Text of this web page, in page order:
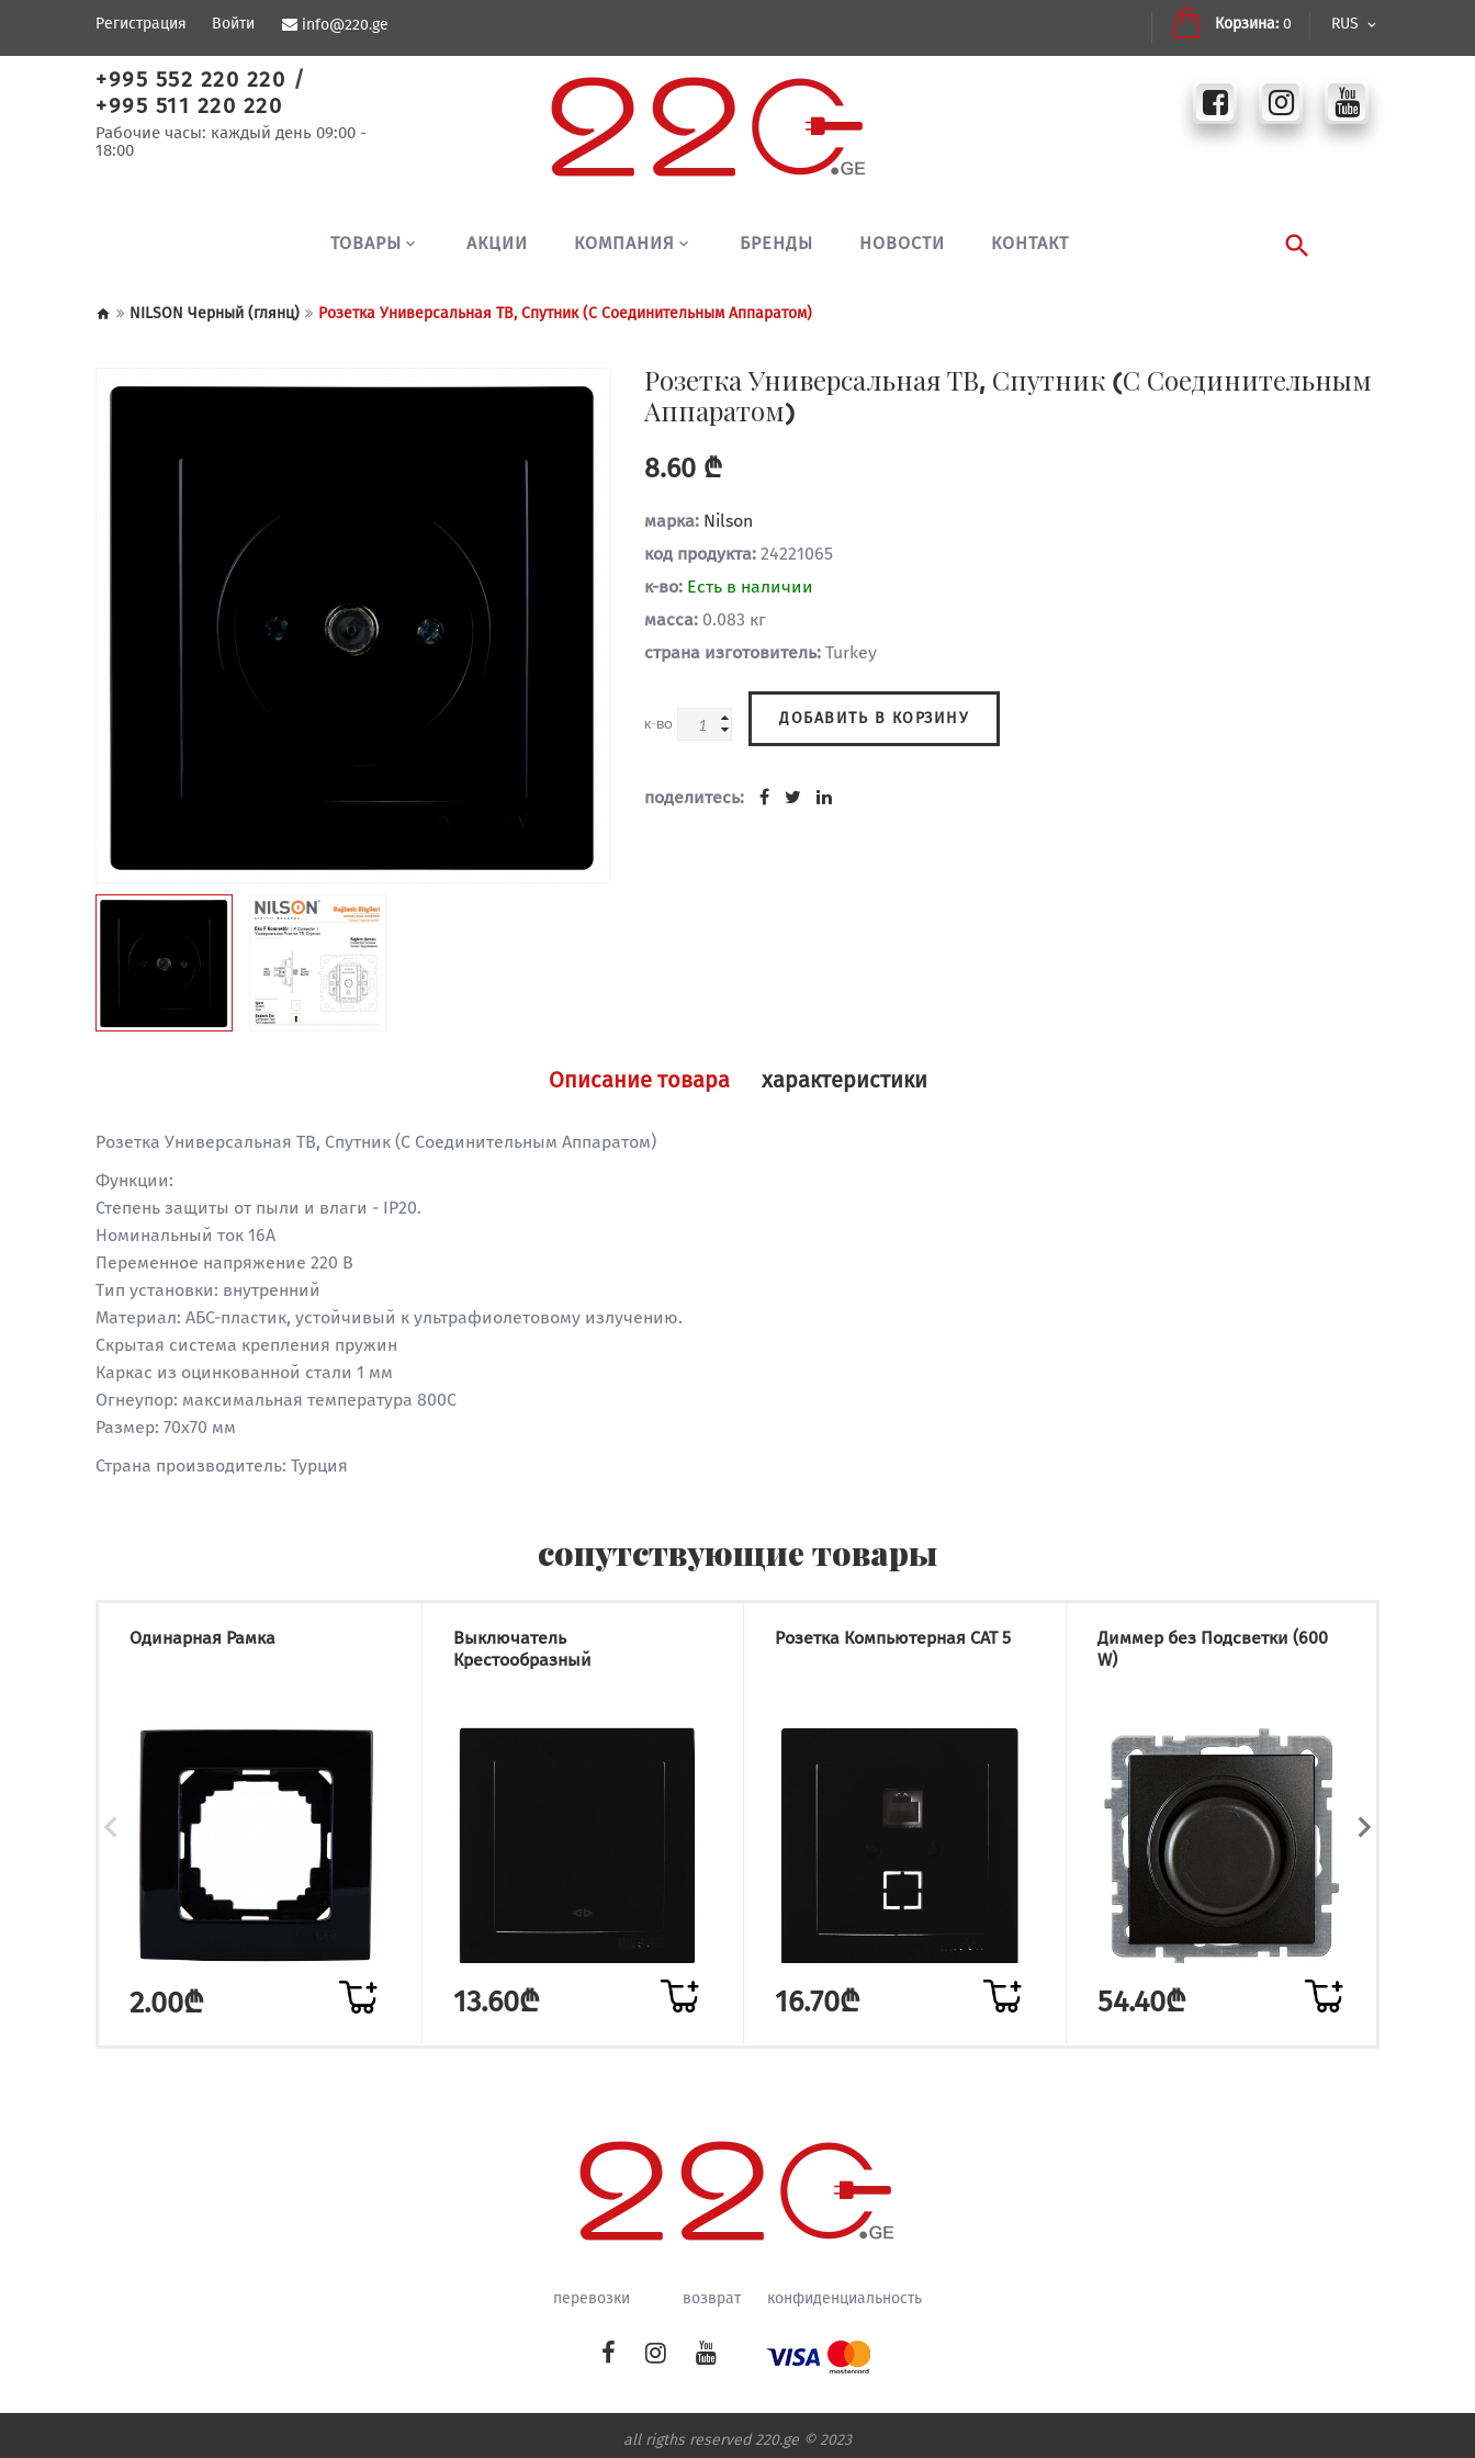
Регистрация Войти RUS
Корзина: 0
info@220.ge
+995 552 220 220 /
+995 511 220 220
Рабочие часы: каждый день 09:00 -
18:00
ТОВАРЫ АКЦИИ КОМПАНИЯ БРЕНДЫ НОВОСТИ КОНТАКТ
NILSON Черный (глянц) Розетка Универсальная ТВ, Спутник (С Соединительным Аппаратом)
Розетка Универсальная ТВ, Спутник (С Соединительным
Аппаратом)
8.60 ₾
марка: Nilson
код продукта: 24221065
к-во: Есть в наличии
масса: 0.083 кг
страна изготовитель: Turkey
к-во ДОБАВИТЬ В КОРЗИНУ
поделитесь:
Описание товара характеристики
Розетка Универсальная ТВ, Спутник (С Соединительным Аппаратом)
Функции:
Степень защиты от пыли и влаги - IP20.
Номинальный ток 16А
Переменное напряжение 220 В
Тип установки: внутренний
Материал: АБС-пластик, устойчивый к ультрафиолетовому излучению.
Скрытая система крепления пружин
Каркас из оцинкованной стали 1 мм
Огнеупор: максимальная температура 800C
Размер: 70x70 мм
Страна производитель: Турция
сопутствующие товары
Одинарная Рамка
2.00₾
Выключатель
Крестообразный
13.60₾
Розетка Компьютерная CAT 5
16.70₾
Диммер без Подсветки (600
W)
54.40₾
перевозки возврат конфиденциальность
all rigths reserved 220.ge © 2023